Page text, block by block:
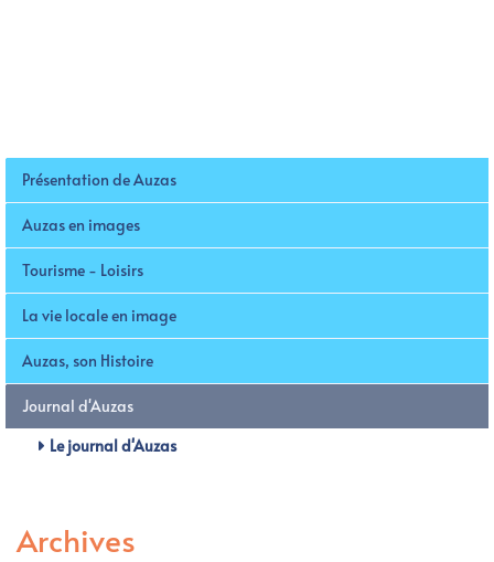
Présentation de Auzas
Auzas en images
Tourisme - Loisirs
La vie locale en image
Auzas, son Histoire
Journal d'Auzas
Le journal d'Auzas
Archives